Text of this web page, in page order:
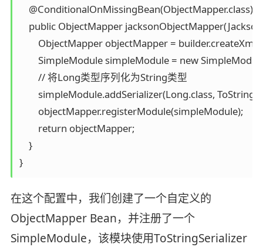
    @ConditionalOnMissingBean(ObjectMapper.class)
public ObjectMapper
ObjectMapper objectMapper =
SimpleModule simpleModule = new
        // 将Long类型序列化为String类型
simpleModule.addSerializer(Long.class,
        objectMapper.registerModule(simpleModule);
        return objectMapper;
    }
}
在这个配置中，我们创建了一个自定义的
ObjectMapper Bean，并注册了一个
SimpleModule，该模块使用ToStringSerializer